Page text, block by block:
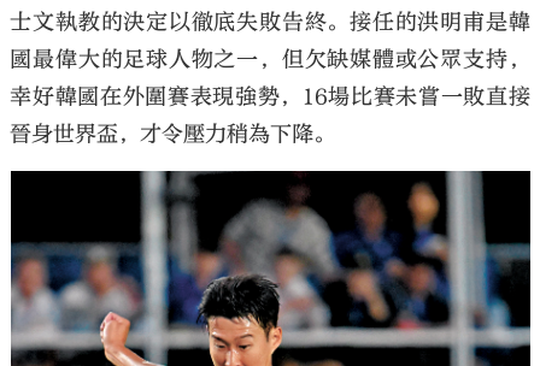
士文執教的決定以徹底失敗告終。接任的洪明甫是韓
國最偉大的足球人物之一，但欠缺媒體或公眾支持，
幸好韓國在外圍賽表現強勢，16場比賽未嘗一敗直接
晉身世界盃，才令壓力稍為下降。